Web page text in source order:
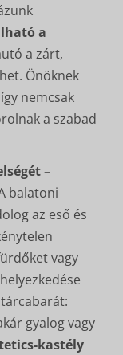
a
a zárt,
Önöknek
nemcsak
a szabad
–
balatoni
az eső és
vagy
gyalog vagy
kastély